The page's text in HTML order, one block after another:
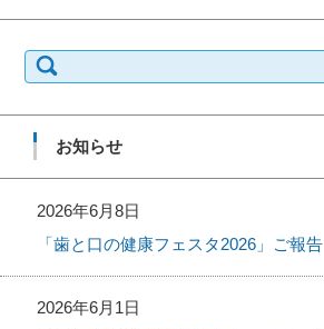
索:
お知らせ
2026年6月8日
「歯と口の健康フェスタ2026」ご報告
2026年6月1日